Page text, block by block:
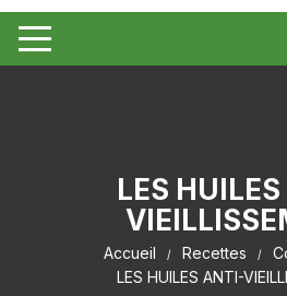
LES
Accueil Recettes
LES HUILES ANTI-